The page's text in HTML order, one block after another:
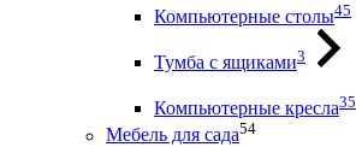
Компьютерные столы45
Тумба с ящиками3
Компьютерные кресла35
Мебель для сада54